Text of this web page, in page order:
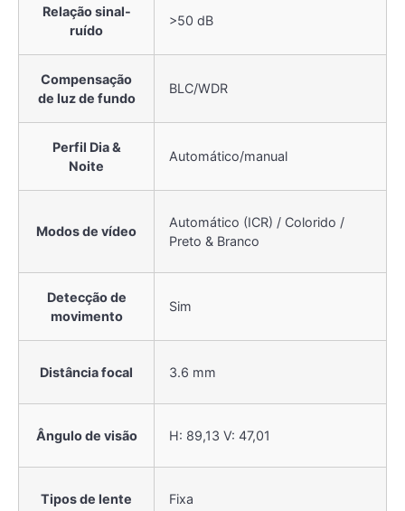
Relação sinal-
ruído
>50 dB
Compensação
de luz de fundo
BLC/WDR
Perfil Dia &
Noite
Automático/manual
Modos de vídeo
Automático (ICR) / Colorido /
Preto & Branco
Detecção de
movimento
Sim
Distância focal 3.6 mm
Ângulo de visão H: 89,13 V: 47,01
Tipos de lente Fixa